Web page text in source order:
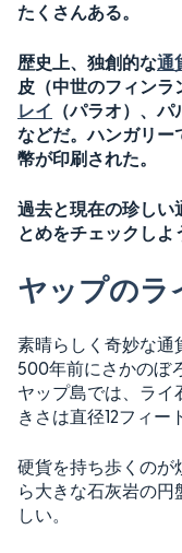
たくさんある。
歴史上、独創的な通
皮（中世のフィン
レイ
（パラオ）、
などだ。ハンガリー
幣が印刷された。
過去と現在の珍しい
とめをチェックしよ
ヤップのラ
素晴らしく奇妙な通
500年前にさかのぼ
ヤップ島では、ライ
きさは直径12フィー
硬貨を持ち歩くのが
ら大きな石灰岩の
しい。